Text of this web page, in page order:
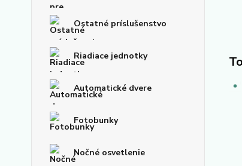
Ostatné príslušenstvo
Riadiace jednotky
Automatické dvere
Fotobunky
Nočné osvetlenie